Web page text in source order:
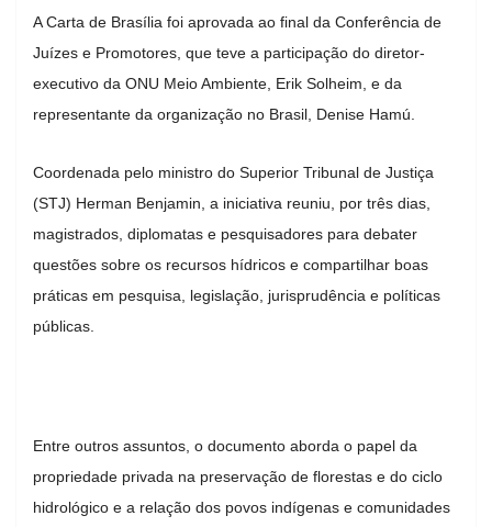
A Carta de Brasília foi aprovada ao final da Conferência de
Juízes e Promotores, que teve a participação do diretor-
executivo da ONU Meio Ambiente, Erik Solheim, e da
representante da organização no Brasil, Denise Hamú.
Coordenada pelo ministro do Superior Tribunal de Justiça
(STJ) Herman Benjamin, a iniciativa reuniu, por três dias,
magistrados, diplomatas e pesquisadores para debater
questões sobre os recursos hídricos e compartilhar boas
práticas em pesquisa, legislação, jurisprudência e políticas
públicas.
Entre outros assuntos, o documento aborda o papel da
propriedade privada na preservação de florestas e do ciclo
hidrológico e a relação dos povos indígenas e comunidades